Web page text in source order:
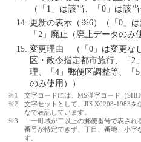
（「1」は該当、「0」は該当
更新の表示（※6）（「0」は
「2」廃止（廃止データのみ
変更理由 （「0」は変更な
区・政令指定都市施行、「2
理、「4」郵便区調整等、「
のみ使用））
※1
文字コードには、MS漢字コード（
※2
文字セットとして、JIS X0208-1983
なで表記しています。
※3
「一町域が二以上の郵便番号で表さ
番号が特定できず、丁目、番地、小
す。